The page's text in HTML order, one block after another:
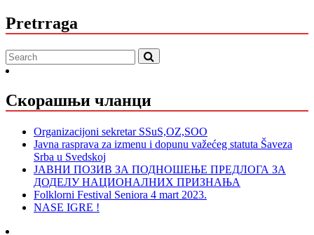
Pretrraga
Скорашњи чланци
Organizacijoni sekretar SSuS,OZ,SOO
Javna rasprava za izmenu i dopunu važećeg statuta Šaveza
Srba u Svedskoj
ЈАВНИ ПОЗИВ ЗА ПОДНОШЕЊЕ ПРЕДЛОГА ЗА
ДОДЕЛУ НАЦИОНАЛНИХ ПРИЗНАЊА
Folklorni Festival Seniora 4 mart 2023.
NASE IGRE !